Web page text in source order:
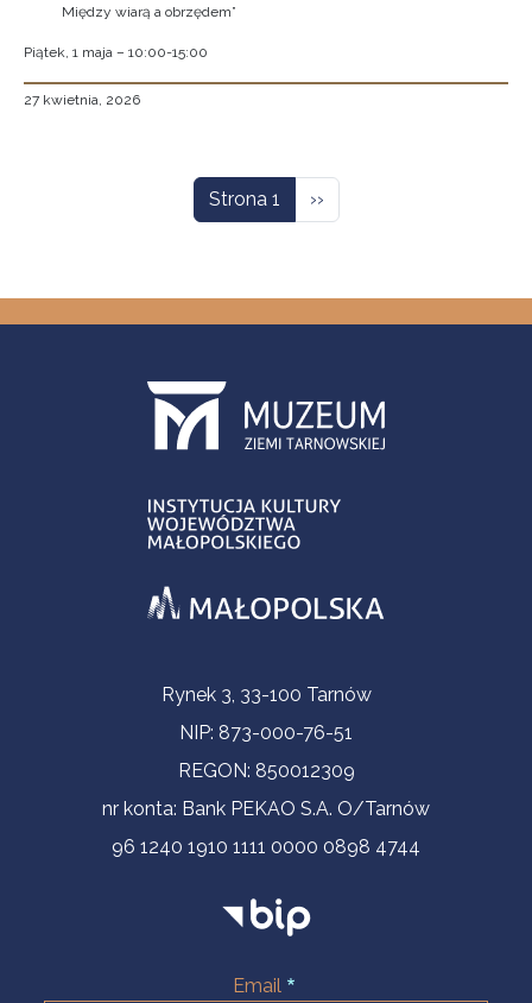
Między wiarą a obrzędem”
Piątek, 1 maja – 10:00-15:00
27 kwietnia, 2026
Strona 1 Następna strona
››
Informacje kontaktoweRynek 3, 33-100 Tarnów
NIP: 873-000-76-51
REGON: 850012309
nr konta: Bank PEKAO S.A. O/Tarnów
96 1240 1910 1111 0000 0898 4744
Email